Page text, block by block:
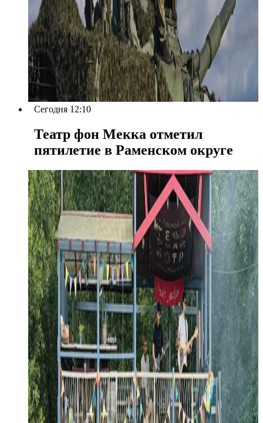
Сегодня 12:10
Театр фон Мекка отметил
пятилетие в Раменском округе